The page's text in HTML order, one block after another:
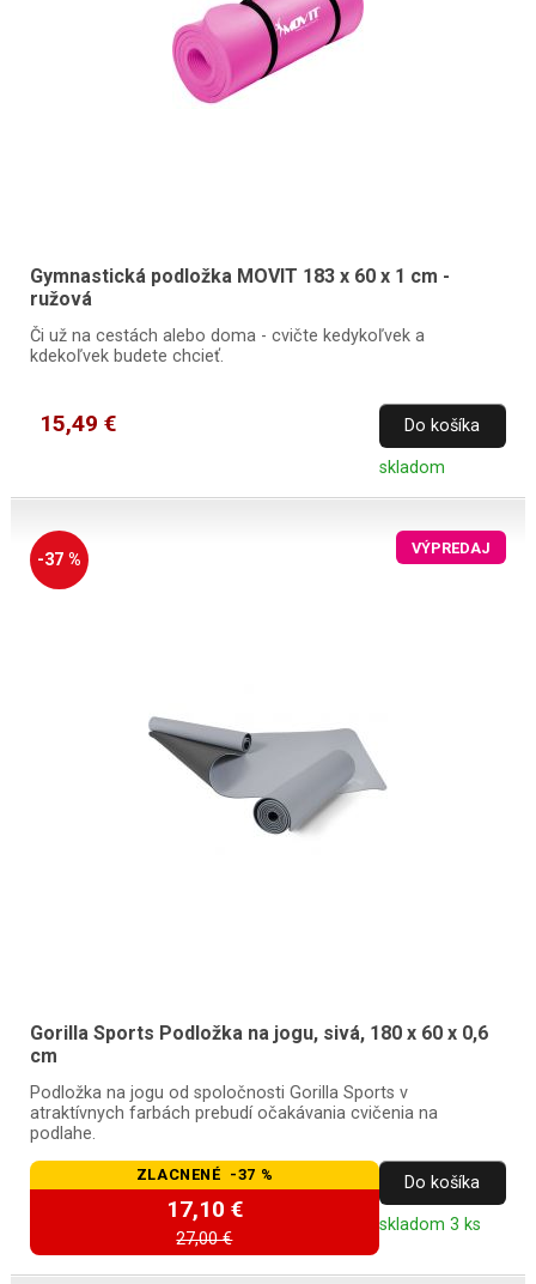
Gymnastická podložka MOVIT 183 x 60 x 1 cm -
ružová
Či už na cestách alebo doma - cvičte kedykoľvek a
kdekoľvek budete chcieť.
15,49 € Do košíka
skladom
-37 %
VÝPREDAJ
Gorilla Sports Podložka na jogu, sivá, 180 x 60 x 0,6
cm
Podložka na jogu od spoločnosti Gorilla Sports v
atraktívnych farbách prebudí očakávania cvičenia na
podlahe.
ZLACNENÉ -37 %
17,10 €
27,00 €
Do košíka
skladom 3 ks